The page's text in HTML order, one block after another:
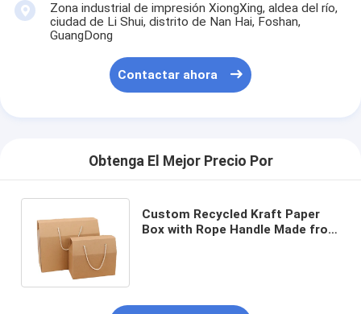
Zona industrial de impresión XiongXing, aldea del río,
ciudad de Li Shui, distrito de Nan Hai, Foshan,
GuangDong
Contactar ahora
Obtenga El Mejor Precio Por
Custom Recycled Kraft Paper
Box with Rope Handle Made from